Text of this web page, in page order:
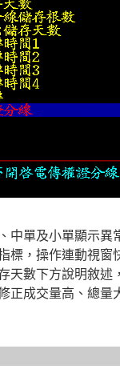
中單及小單顯示異
標，操作連動視
數下方說明敘述
正成交量高、總